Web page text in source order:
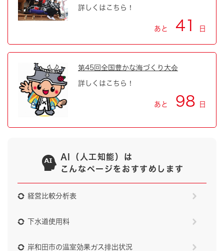
詳しくはこちら！
あと 41 日
第45回全国豊かな海づくり大会
詳しくはこちら！
あと 98 日
AI（人工知能）は
こんなページをおすすめします
経営比較分析表
下水道使用料
岸和田市の温室効果ガス排出状況